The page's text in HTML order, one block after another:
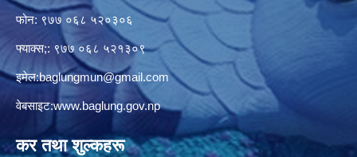
फोन: ९७७ ०६८ ५२०३०६
फ्याक्स;: ९७७ ०६८ ५२१३०९
इमेल:baglungmun@gmail.com
वेबसाइट:www.baglung.gov.np
कर तथा शुल्कहरू